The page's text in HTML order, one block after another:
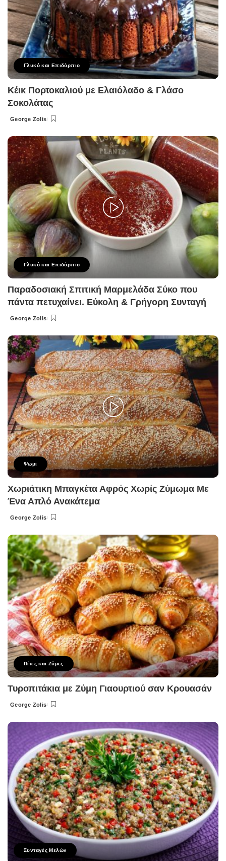
Γλυκό και Επιδόρπιο
Κέικ Πορτοκαλιού με Ελαιόλαδο & Γλάσο
Σοκολάτας
Posted
George Zolis
Γλυκό και Επιδόρπιο
Παραδοσιακή Σπιτική Μαρμελάδα Σύκο που
πάντα πετυχαίνει. Εύκολη & Γρήγορη Συνταγή
Posted
George Zolis
Ψωμι
Χωριάτικη Μπαγκέτα Αφρός Χωρίς Ζύμωμα Με
Ένα Απλό Ανακάτεμα
Posted
George Zolis
Πίτες και Ζύμες
Τυροπιτάκια με Ζύμη Γιαουρτιού σαν Κρουασάν
Posted
George Zolis
Συνταγές Μελών